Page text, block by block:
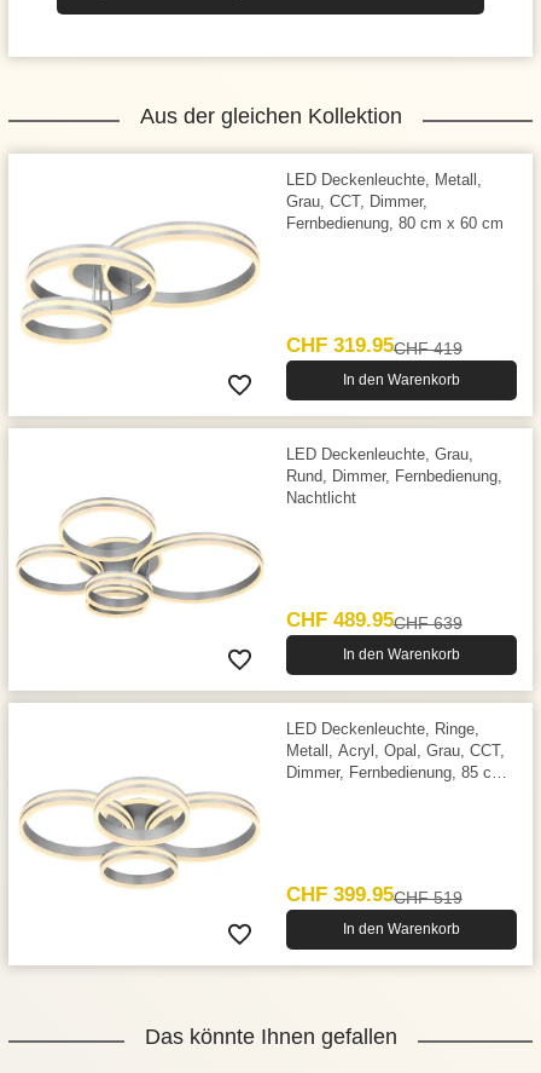
Aus der gleichen Kollektion
LED Deckenleuchte, Metall,
Grau, CCT, Dimmer,
Fernbedienung, 80 cm x 60 cm
CHF 319.95CHF 419
In den Warenkorb
LED Deckenleuchte, Grau,
Rund, Dimmer, Fernbedienung,
Nachtlicht
CHF 489.95CHF 639
In den Warenkorb
LED Deckenleuchte, Ringe,
Metall, Acryl, Opal, Grau, CCT,
Dimmer, Fernbedienung, 85 cm
CHF 399.95CHF 519
In den Warenkorb
Das könnte Ihnen gefallen